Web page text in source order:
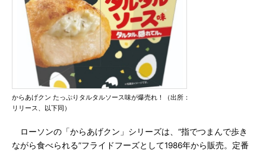
からあげクン たっぷりタルタルソース味が爆売れ！（出所：
リリース、以下同）
ローソンの「からあげクン」シリーズは、“指でつまんで歩き
ながら食べられる”フライドフーズとして1986年から販売。定番